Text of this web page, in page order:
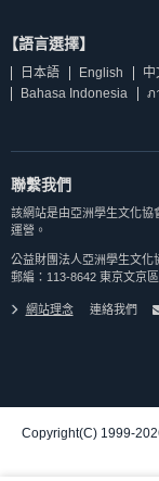
【語言選擇】
日本語 English 中
Bahasa Indonesia
ภ
聯繫我們
該網站是由亞洲學生文化協
運營。
公益財團法人亞洲學生文化
郵編：113-8642 東京文京
網站理念 連絡我們
Copyright(C) 1999-